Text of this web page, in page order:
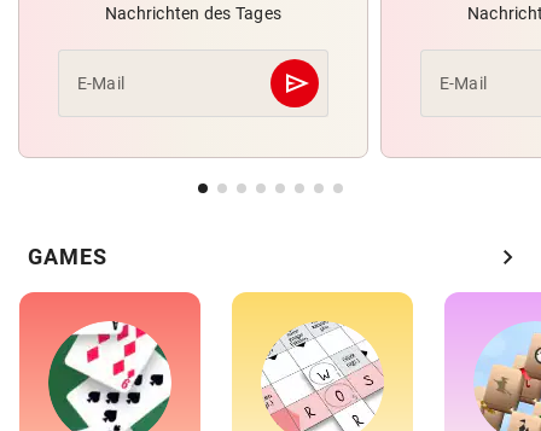
Nachrichten des Tages
E-Mail send
Abschicken E-Mail
GAMES chevron_right